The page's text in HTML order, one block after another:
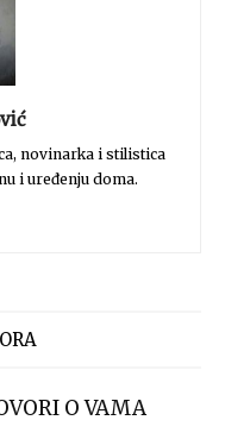
novinarka i stilistica
i uređenju doma.
O VAMA